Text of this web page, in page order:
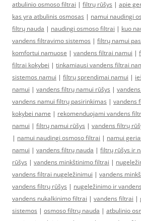
atbulinio osmoso filtrai | filtrų rūšys | apie
kas yra atbulinis osmosas | namui naudingi
filtrų nauda | naudingi osmoso filtrai | kuo
vandens filtravimo sistemos | filtrų namui
komfortui namuose | vandens filtrai namui |
filtrai kokybei | tinkamiausi vandens filtrai
sistemos namui | filtrų sprendimai namui |
namui | vandens filtrų namui rūšys |
vandens namui filtrų pasirinkimas | vandens
kokybei name | rekomenduojami vandens
namui | filtrų namui rūšys | vandens filtrų
| namui naudingi osmoso filtrai | namui
namui | vandens filtrų nauda | filtrų rūšys ir
rūšys | vandens minkštinimo filtrai |
vandens filtrai nugeležinimui | vandens
vandens filtrų rūšys | nugeležinimo ir
vandens nukalkinimo filtrai | vandens filtrai |
sistemos | osmoso filtrų nauda | atbulinio